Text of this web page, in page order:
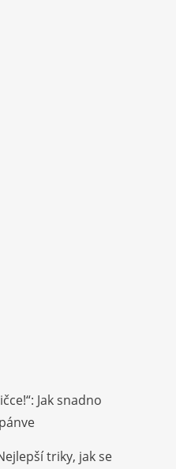
Jak snadno
triky, jak se